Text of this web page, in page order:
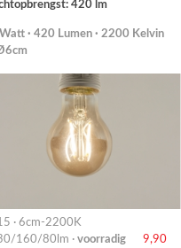
420 lm
· 420 Lumen · 2200 Kelvin
· 6cm-2200K
160/80lm · voorradig
9,90